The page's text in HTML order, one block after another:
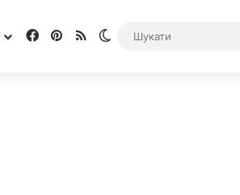
Facebook
Pinterest
RSS Switch skin